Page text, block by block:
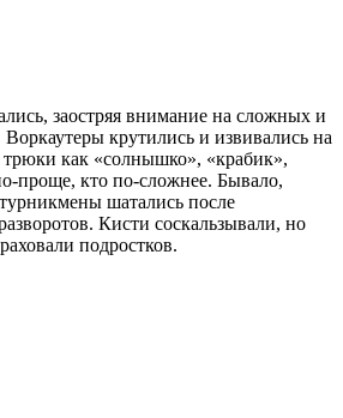
заостряя внимание на сложных и
крутились и извивались на
трюки как «солнышко», «крабик»,
проще, кто по-сложнее. Бывало,
шатались после
Кисти соскальзывали, но
подростков.